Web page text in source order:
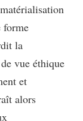
forme
la
vue éthique
et
alors